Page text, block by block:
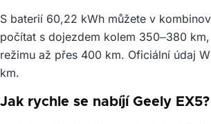
S baterií 60,22 kWh můžete v
počítat s dojezdem kolem 350–380
režimu až přes 400 km. Oficiální údaj
km.
Jak rychle se nabíjí Geely EX5?